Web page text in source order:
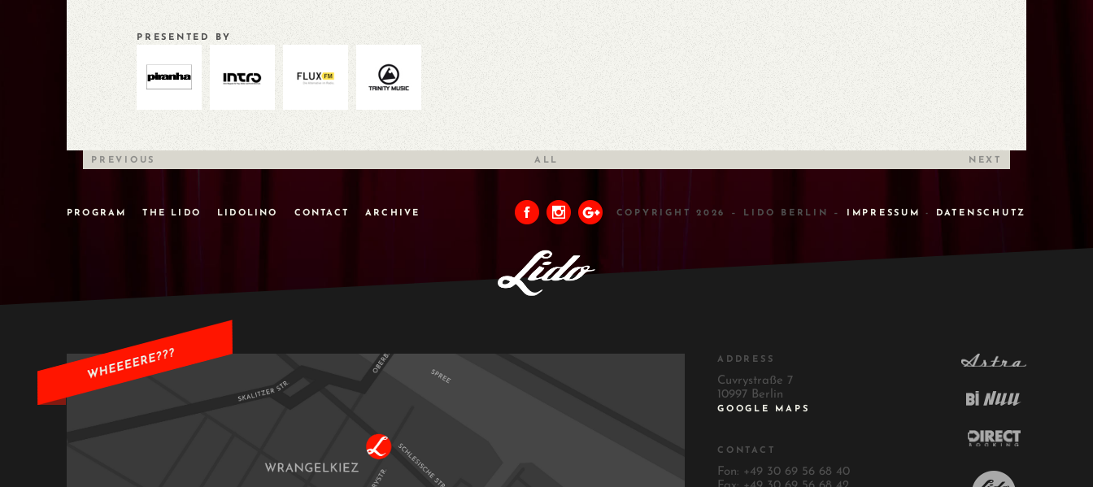
PRESENTED BY
PREVIOUS ALL NEXT
PROGRAM THE LIDO LIDOLINO CONTACT ARCHIVE COPYRIGHT 2026 – LIDO BERLIN – IMPRESSUM - DATENSCHUTZ
ADDRESS
Cuvrystraße 7
10997 Berlin
GOOGLE MAPS
CONTACT
Fon: +49 30 69 56 68 40